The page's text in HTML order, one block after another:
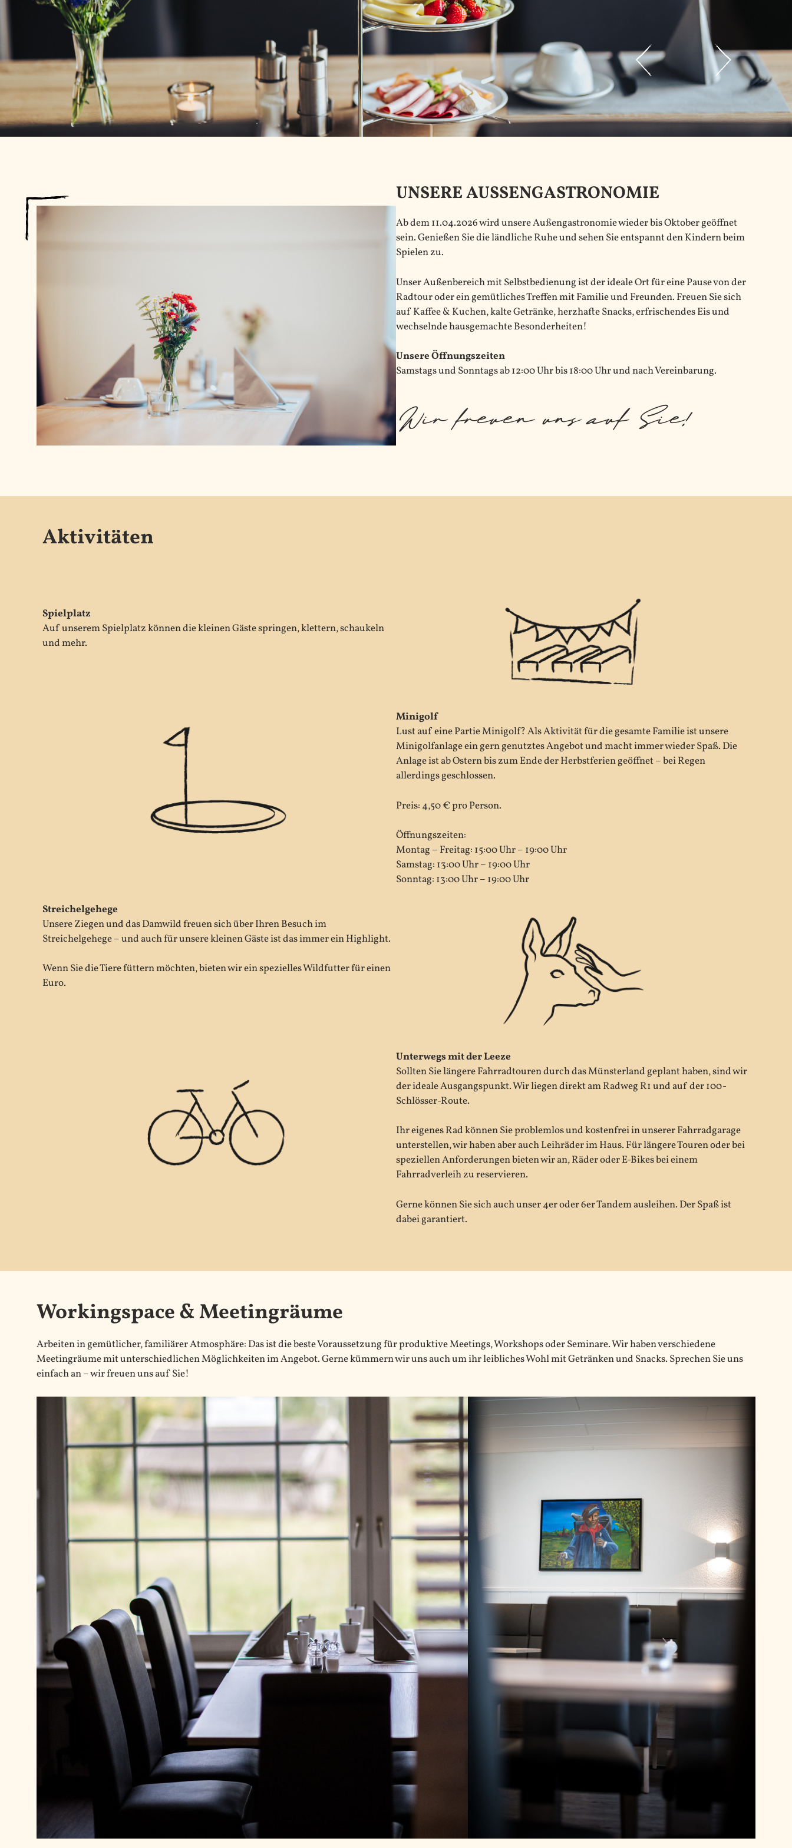
UNSERE AUSSENGASTRONOMIE
Ab dem 11.04.2026 wird unsere Außengastronomie wieder bis Oktober geöffnet
sein. Genießen Sie die ländliche Ruhe und sehen Sie entspannt den Kindern beim
Spielen zu.
Unser Außenbereich mit Selbstbedienung ist der ideale Ort für eine Pause von der
Radtour oder ein gemütliches Treffen mit Familie und Freunden. Freuen Sie sich
auf Kaffee & Kuchen, kalte Getränke, herzhafte Snacks, erfrischendes Eis und
wechselnde hausgemachte Besonderheiten!
Unsere Öffnungszeiten
Samstags und Sonntags ab 12:00 Uhr bis 18:00 Uhr und nach Vereinbarung.
Wir freuen uns auf Sie!
Aktivitäten
Spielplatz
Auf unserem Spielplatz können die kleinen Gäste springen, klettern, schaukeln
und mehr.
Minigolf
Lust auf eine Partie Minigolf? Als Aktivität für die gesamte Familie ist unsere
Minigolfanlage ein gern genutztes Angebot und macht immer wieder Spaß. Die
Anlage ist ab Ostern bis zum Ende der Herbstferien geöffnet – bei Regen
allerdings geschlossen.
Preis: 4,50 € pro Person.
Öffnungszeiten:
Montag – Freitag: 15:00 Uhr – 19:00 Uhr
Samstag: 13:00 Uhr – 19:00 Uhr
Sonntag: 13:00 Uhr – 19:00 Uhr
Streichelgehege
Unsere Ziegen und das Damwild freuen sich über Ihren Besuch im
Streichelgehege – und auch für unsere kleinen Gäste ist das immer ein Highlight.
Wenn Sie die Tiere füttern möchten, bieten wir ein spezielles Wildfutter für einen
Euro.
Unterwegs mit der Leeze
Sollten Sie längere Fahrradtouren durch das Münsterland geplant haben, sind wir
der ideale Ausgangspunkt. Wir liegen direkt am Radweg R1 und auf der 100-
Schlösser-Route.
Ihr eigenes Rad können Sie problemlos und kostenfrei in unserer Fahrradgarage
unterstellen, wir haben aber auch Leihräder im Haus. Für längere Touren oder bei
speziellen Anforderungen bieten wir an, Räder oder E-Bikes bei einem
Fahrradverleih zu reservieren.
Gerne können Sie sich auch unser 4er oder 6er Tandem ausleihen. Der Spaß ist
dabei garantiert.
Workingspace & Meetingräume
Arbeiten in gemütlicher, familiärer Atmosphäre: Das ist die beste Voraussetzung für produktive Meetings, Workshops oder Seminare. Wir haben verschiedene
Meetingräume mit unterschiedlichen Möglichkeiten im Angebot. Gerne kümmern wir uns auch um ihr leibliches Wohl mit Getränken und Snacks. Sprechen Sie uns
einfach an – wir freuen uns auf Sie!